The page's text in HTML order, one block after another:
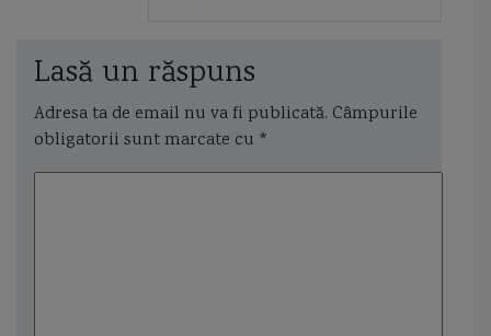
Lasă un răspuns
Adresa ta de email nu va fi publicată. Câmpurile
obligatorii sunt marcate cu *